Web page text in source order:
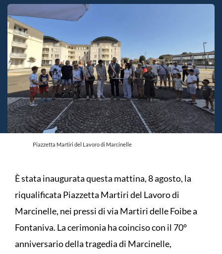
Piazzetta Martiri del Lavoro di Marcinelle
È stata inaugurata questa mattina, 8 agosto, la
riqualificata Piazzetta Martiri del Lavoro di
Marcinelle, nei pressi di via Martiri delle Foibe a
Fontaniva. La cerimonia ha coinciso con il 70°
anniversario della tragedia di Marcinelle,